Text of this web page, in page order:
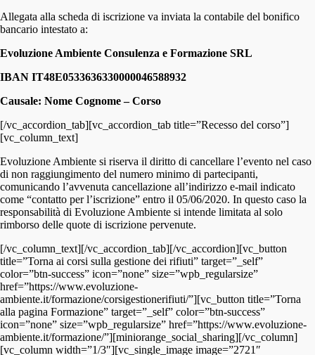
Allegata alla scheda di iscrizione va inviata la contabile del bonifico
bancario intestato a:
Evoluzione Ambiente Consulenza e Formazione SRL
IBAN IT48E0533636330000046588932
Causale: Nome Cognome – Corso
[/vc_accordion_tab][vc_accordion_tab title=”Recesso del corso”]
[vc_column_text]
Evoluzione Ambiente si riserva il diritto di cancellare l’evento nel caso
di non raggiungimento del numero minimo di partecipanti,
comunicando l’avvenuta cancellazione all’indirizzo e-mail indicato
come “contatto per l’iscrizione” entro il 05/06/2020. In questo caso la
responsabilità di Evoluzione Ambiente si intende limitata al solo
rimborso delle quote di iscrizione pervenute.
[/vc_column_text][/vc_accordion_tab][/vc_accordion][vc_button
title=”Torna ai corsi sulla gestione dei rifiuti” target=”_self”
color=”btn-success” icon=”none” size=”wpb_regularsize”
href=”https://www.evoluzione-
ambiente.it/formazione/corsigestionerifiuti/”][vc_button title=”Torna
alla pagina Formazione” target=”_self” color=”btn-success”
icon=”none” size=”wpb_regularsize” href=”https://www.evoluzione-
ambiente.it/formazione/”][miniorange_social_sharing][/vc_column]
[vc_column width=”1/3″][vc_single_image image=”2721″